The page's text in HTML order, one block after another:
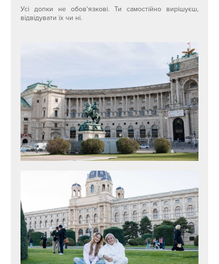
Усі допки не обов'язкові. Ти самостійно вирішуєш,
відвідувати їх чи ні.